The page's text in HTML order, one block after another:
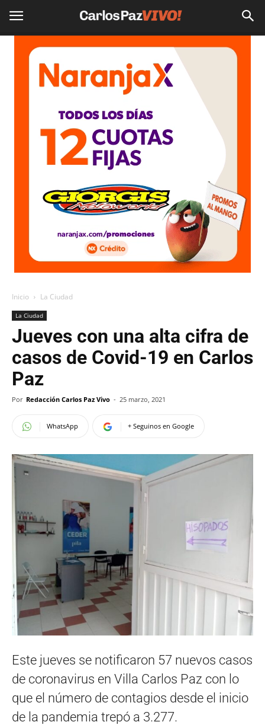
Inicio La Ciudad
La Ciudad
Jueves con una alta cifra de
casos de Covid-19 en Carlos
Paz
Por Redacción Carlos Paz Vivo - 25 marzo, 2021
WhatsApp + Seguinos en Google
Este jueves se notificaron 57 nuevos casos
de coronavirus en Villa Carlos Paz con lo
que el número de contagios desde el inicio
de la pandemia trepó a 3.277.